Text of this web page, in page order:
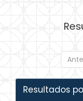
Resultados